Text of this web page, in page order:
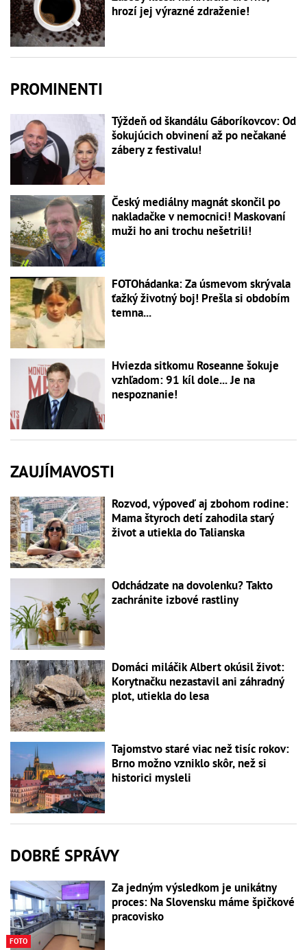
hrozí jej výrazné zdraženie!
PROMINENTI
Týždeň od škandálu Gáboríkovcov: Od
šokujúcich obvinení až po nečakané
zábery z festivalu!
Český mediálny magnát skončil po
nakladačke v nemocnici! Maskovaní
muži ho ani trochu nešetrili!
FOTOhádanka: Za úsmevom skrývala
ťažký životný boj! Prešla si obdobím
temna...
Hviezda sitkomu Roseanne šokuje
vzhľadom: 91 kíl dole... Je na
nespoznanie!
ZAUJÍMAVOSTI
Rozvod, výpoveď aj zbohom rodine:
Mama štyroch detí zahodila starý
život a utiekla do Talianska
Odchádzate na dovolenku? Takto
zachránite izbové rastliny
Domáci miláčik Albert okúsil život:
Korytnačku nezastavil ani záhradný
plot, utiekla do lesa
Tajomstvo staré viac než tisíc rokov:
Brno možno vzniklo skôr, než si
historici mysleli
DOBRÉ SPRÁVY
FOTO
Za jedným výsledkom je unikátny
proces: Na Slovensku máme špičkové
pracovisko